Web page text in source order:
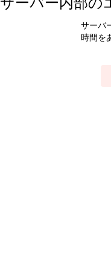
サーバ
時間を